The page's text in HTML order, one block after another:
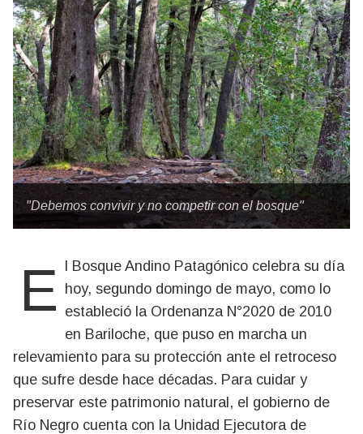
"Debemos convivir y no competir con el bosque"
El Bosque Andino Patagónico celebra su día
hoy, segundo domingo de mayo, como lo
estableció la Ordenanza N°2020 de 2010
en Bariloche, que puso en marcha un
relevamiento para su protección ante el retroceso
que sufre desde hace décadas. Para cuidar y
preservar este patrimonio natural, el gobierno de
Río Negro cuenta con la Unidad Ejecutora de